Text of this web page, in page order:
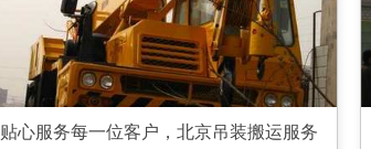
贴心服务每一位客户，北京吊装搬运服务